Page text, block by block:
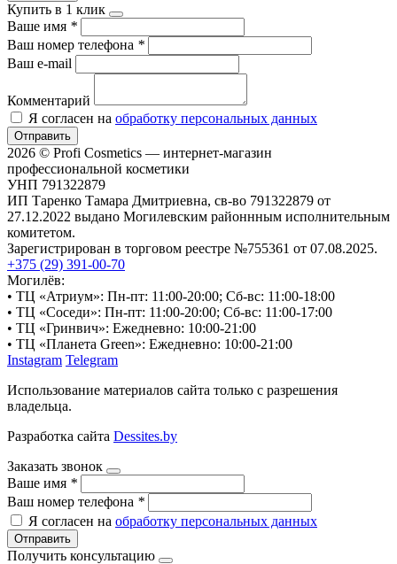
Купить в 1 клик
Ваше имя *
Ваш номер телефона *
Ваш e-mail
Комментарий
Я согласен на обработку персональных данных
Отправить
2026 © Profi Cosmetics — интернет-магазин
профессиональной косметики
УНП 791322879
ИП Таренко Тамара Дмитриевна, св-во 791322879 от
27.12.2022 выдано Могилевским районнным исполнительным
комитетом.
Зарегистрирован в торговом реестре №755361 от 07.08.2025.
+375 (29) 391-00-70
Могилёв:
• ТЦ «Атриум»: Пн-пт: 11:00-20:00; Сб-вс: 11:00-18:00
• ТЦ «Соседи»: Пн-пт: 11:00-20:00; Сб-вс: 11:00-17:00
• ТЦ «Гринвич»: Ежедневно: 10:00-21:00
• ТЦ «Планета Green»: Ежедневно: 10:00-21:00
Instagram Telegram
Использование материалов сайта только с разрешения
владельца.
Разработка сайта Dessites.by
Заказать звонок
Ваше имя *
Ваш номер телефона *
Я согласен на обработку персональных данных
Отправить
Получить консультацию